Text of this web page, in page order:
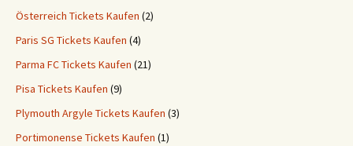
Österreich Tickets Kaufen (2)
Paris SG Tickets Kaufen (4)
Parma FC Tickets Kaufen (21)
Pisa Tickets Kaufen (9)
Plymouth Argyle Tickets Kaufen (3)
Portimonense Tickets Kaufen (1)